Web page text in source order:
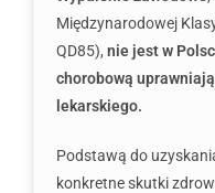
Międzynarodowej
QD85), nie jest w
chorobową
lekarskiego.
Podstawą do
konkretne skutki